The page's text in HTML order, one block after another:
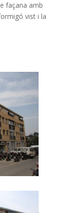
façana amb
vist i la